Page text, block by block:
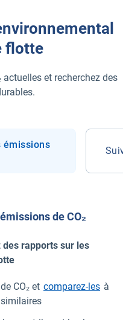
flotte
actuelles et recherchez des
émissions
de CO₂
rapports sur les
CO₂ et comparez-les à